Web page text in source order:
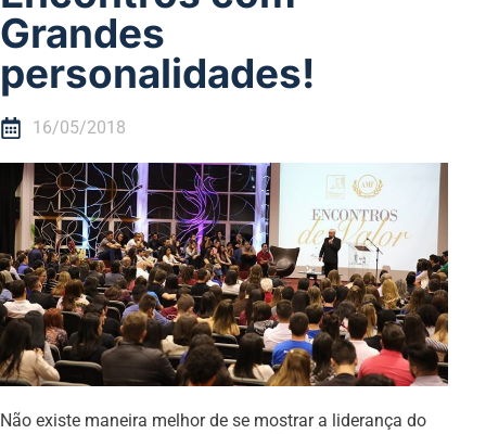
Grandes
personalidades!
16/05/2018
Não existe maneira melhor de se mostrar a liderança do